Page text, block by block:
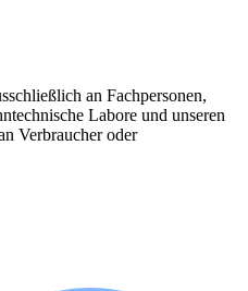
an Fachpersonen,
Labore und unseren
Verbraucher oder